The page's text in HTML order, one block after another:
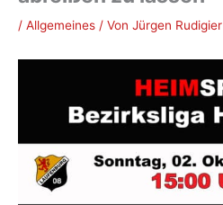
/ Allgemeines / Von Jürgen Rudigier